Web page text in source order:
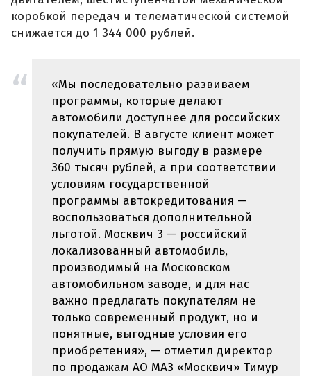
коробкой передач и телематической системой
снижается до 1 344 000 рублей.
«Мы последовательно развиваем
программы, которые делают
автомобили доступнее для российских
покупателей. В августе клиент может
получить прямую выгоду в размере
360 тысяч рублей, а при соответствии
условиям государственной
программы автокредитования —
воспользоваться дополнительной
льготой. Москвич 3 — российский
локализованный автомобиль,
производимый на Московском
автомобильном заводе, и для нас
важно предлагать покупателям не
только современный продукт, но и
понятные, выгодные условия его
приобретения», — отметил директор
по продажам АО МАЗ «Москвич» Тимур